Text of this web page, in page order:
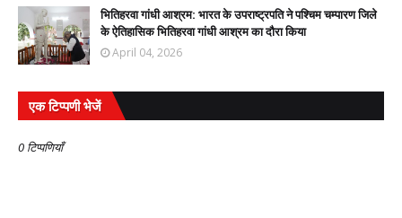
भितिहरवा गांधी आश्रम: भारत के उपराष्ट्रपति ने पश्चिम चम्पारण जिले
के ऐतिहासिक भितिहरवा गांधी आश्रम का दौरा किया
April 04, 2026
एक टिप्पणी भेजें
0 टिप्पणियाँ